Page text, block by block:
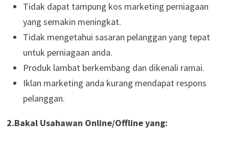
Tidak dapat tampung kos marketing perniagaan
yang semakin meningkat.
Tidak mengetahui sasaran pelanggan yang tepat
untuk perniagaan anda.
Produk lambat berkembang dan dikenali ramai.
Iklan marketing anda kurang mendapat respons
pelanggan.
2.Bakal Usahawan Online/Offline yang: